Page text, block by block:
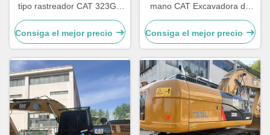
tipo rastreador CAT 323GX
Excavadoras de segunda
mano 21800kg
Consiga el mejor precio
mano CAT Excavadora de
segunda mano CAT320D2L
Equipo de construcción
Consiga el mejor precio